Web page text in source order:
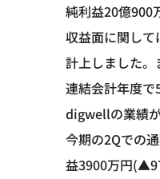
純利益20億900
収益面に関し
計上しました
連結会計年度
digwellの業績
今期の2Qでの
益3900万円